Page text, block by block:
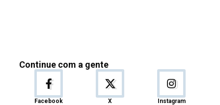
Continue com a gente
Facebook X Instagram